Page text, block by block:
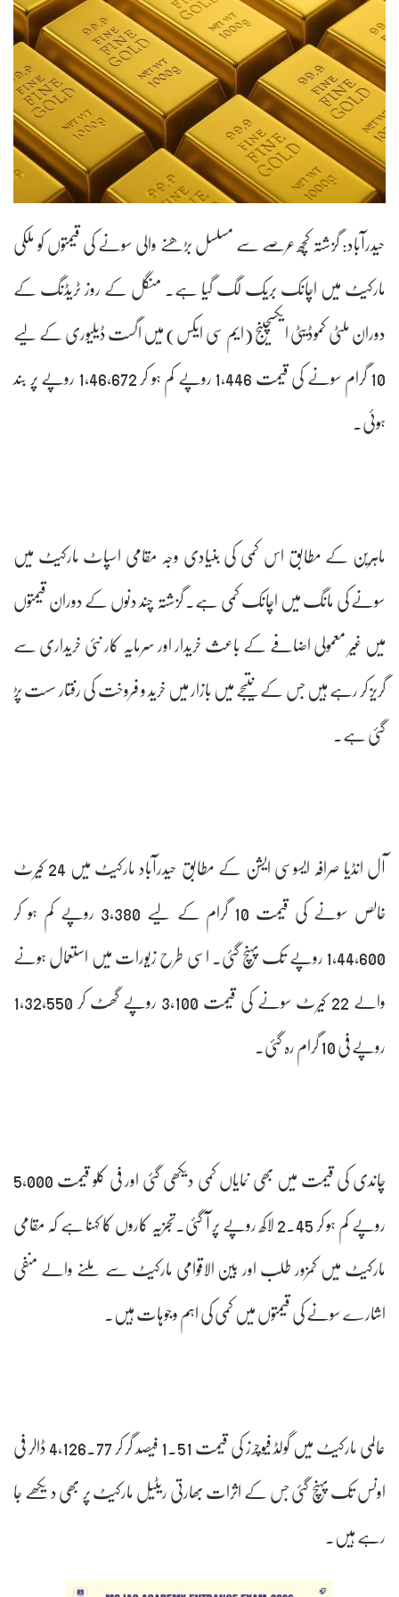
حیدرآباد: گزشتہ کچھ عرصے سے مسلسل بڑھنے والی سونے کی قیمتوں کو ملکی
مارکیٹ میں اچانک بریک لگ گیا ہے۔ منگل کے روز ٹریڈنگ کے
دوران ملٹی کموڈیٹی ایکسچینج (ایم سی ایکس) میں اگست ڈیلیوری کے لیے
10 گرام سونے کی قیمت 1,446 روپے کم ہو کر 1,46,672 روپے پر بند
ہوئی۔
ماہرین کے مطابق اس کمی کی بنیادی وجہ مقامی اسپاٹ مارکیٹ میں
سونے کی مانگ میں اچانک کمی ہے۔ گزشتہ چند دنوں کے دوران قیمتوں
میں غیر معمولی اضافے کے باعث خریدار اور سرمایہ کار نئی خریداری سے
گریز کر رہے ہیں جس کے نتیجے میں بازار میں خرید و فروخت کی رفتار سست پڑ
گئی ہے۔
آل انڈیا صرافہ ایسوسی ایشن کے مطابق حیدرآباد مارکیٹ میں 24 کیرٹ
خالص سونے کی قیمت 10 گرام کے لیے 3,380 روپے کم ہو کر
1,44,600 روپے تک پہنچ گئی۔ اسی طرح زیورات میں استعمال ہونے
والے 22 کیرٹ سونے کی قیمت 3,100 روپے گھٹ کر 1,32,550
روپے فی 10 گرام رہ گئی۔
چاندی کی قیمت میں بھی نمایاں کمی دیکھی گئی اور فی کلو قیمت 5,000
روپے کم ہو کر 2.45 لاکھ روپے پر آ گئی۔تجزیہ کاروں کا کہنا ہے کہ مقامی
مارکیٹ میں کمزور طلب اور بین الاقوامی مارکیٹ سے ملنے والے منفی
اشارے سونے کی قیمتوں میں کمی کی اہم وجوہات ہیں۔
عالمی مارکیٹ میں گولڈ فیوچرز کی قیمت 1.51 فیصد گر کر 4,126.77 ڈالر فی
اونس تک پہنچ گئی جس کے اثرات بھارتی ریٹیل مارکیٹ پر بھی دیکھے جا
رہے ہیں۔